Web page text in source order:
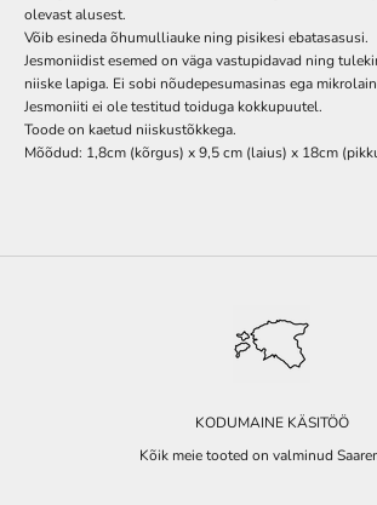
olevast alusest.
Võib esineda õhumulliauke ning pisikesi ebatasasusi.
Jesmoniidist esemed on väga vastupidavad ning
niiske lapiga. Ei sobi nõudepesumasinas ega
Jesmoniiti ei ole testitud toiduga kokkupuutel.
Toode on kaetud niiskustõkkega.
Mõõdud: 1,8cm (kõrgus) x 9,5 cm (laius) x 18cm
KODUMAINE KÄSITÖÖ
Kõik meie tooted on valminud